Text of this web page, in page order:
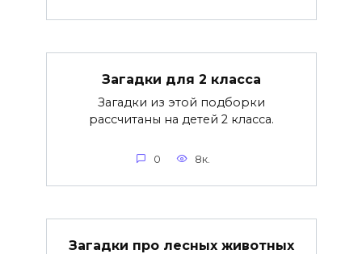
Загадки для 2 класса
Загадки из этой подборки
рассчитаны на детей 2 класса.
0 8к.
Загадки про лесных животных